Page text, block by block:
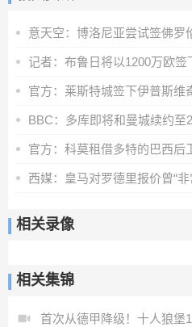
官方：莱斯特城签下伊普斯维
BBC：多库即将和曼城续约至
官方：科莫租借多特的巴西后
相关录像
相关集锦